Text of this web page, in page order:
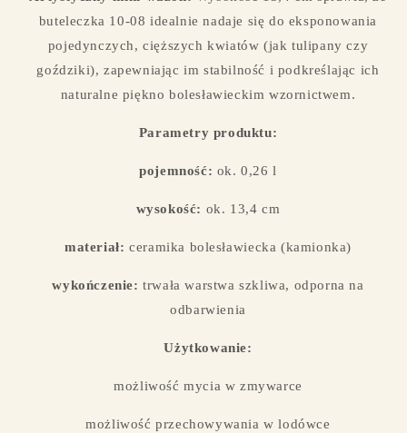
buteleczka 10-08 idealnie nadaje się do eksponowania
pojedynczych, cięższych kwiatów (jak tulipany czy
goździki), zapewniając im stabilność i podkreślając ich
naturalne piękno bolesławieckim wzornictwem.
Parametry produktu:
pojemność: ok. 0,26 l
wysokość: ok. 13,4 cm
materiał: ceramika bolesławiecka (kamionka)
wykończenie: trwała warstwa szkliwa, odporna na
odbarwienia
Użytkowanie:
możliwość mycia w zmywarce
możliwość przechowywania w lodówce